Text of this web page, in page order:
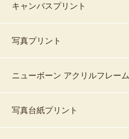
キャンバスプリント
写真プリント
ニューボーン アクリルフレーム
写真台紙プリント